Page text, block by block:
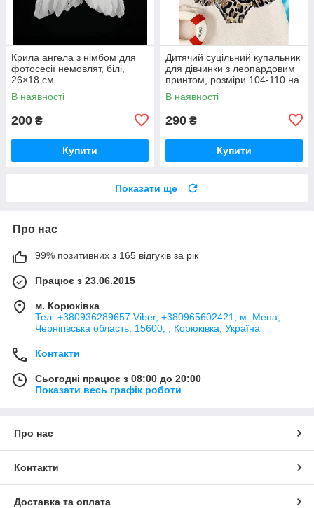
Крила ангела з німбом для
фотосесії немовлят, білі,
26×18 см
В наявності
200 ₴
Купити
Дитячий суцільний купальник
для дівчинки з леопардовим
принтом, розміри 104-110 на
4-5років та 110-116 на 5-6
років
В наявності
290 ₴
Купити
Показати ще
Про нас
99% позитивних з 165 відгуків за рік
Працює з 23.06.2015
м. Корюківка
Тел: +380936289657 Viber, +380965602421, м. Мена,
Чернігівська область, 15600, , Корюківка, Україна
Контакти
Сьогодні працює з 08:00 до 20:00
Показати весь графік роботи
Про нас
Контакти
Доставка та оплата